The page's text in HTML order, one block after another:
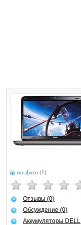
все фото (1)
Отзывы (0)
Обсуждение (0)
Аккумуляторы DELL